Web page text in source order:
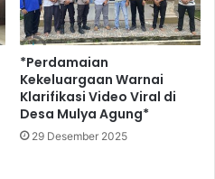
*Perdamaian
Kekeluargaan Warnai
Klarifikasi Video Viral di
Desa Mulya Agung*
29 Desember 2025